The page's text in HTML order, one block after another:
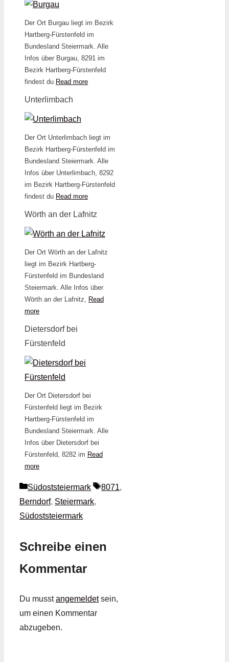
Der Ort Burgau liegt im Bezirk
Hartberg-Fürstenfeld im
Bundesland Steiermark. Alle
Infos über Burgau, 8291 im
Bezirk Hartberg-Fürstenfeld
findest du Read more
Unterlimbach
Der Ort Unterlimbach liegt im
Bezirk Hartberg-Fürstenfeld im
Bundesland Steiermark. Alle
Infos über Unterlimbach, 8292
im Bezirk Hartberg-Fürstenfeld
findest du Read more
Wörth an der Lafnitz
Der Ort Wörth an der Lafnitz
liegt im Bezirk Hartberg-
Fürstenfeld im Bundesland
Steiermark. Alle Infos über
Wörth an der Lafnitz, Read
more
Dietersdorf bei
Fürstenfeld
Der Ort Dietersdorf bei
Fürstenfeld liegt im Bezirk
Hartberg-Fürstenfeld im
Bundesland Steiermark. Alle
Infos über Dietersdorf bei
Fürstenfeld, 8282 im Read
more
Kategorien
Südoststeiermark Schlagwörter
8071,
Berndorf, Steiermark,
Südoststeiermark
Schreibe einen
Kommentar
Du musstangemeldetsein,
um einen Kommentar
abzugeben.